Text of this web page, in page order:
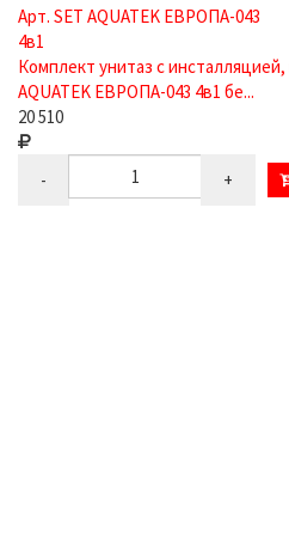
Арт. SET AQUATEK ЕВРОПА-043
4в1
Комплект унитаз с
AQUATEK ЕВРОПА-043 4в1 бе...
20 510
- +